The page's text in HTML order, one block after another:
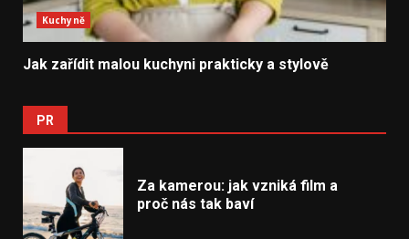
Kuchyně
Jak zařídit malou kuchyni prakticky a stylově
PR
Za kamerou: jak vzniká film a
proč nás tak baví